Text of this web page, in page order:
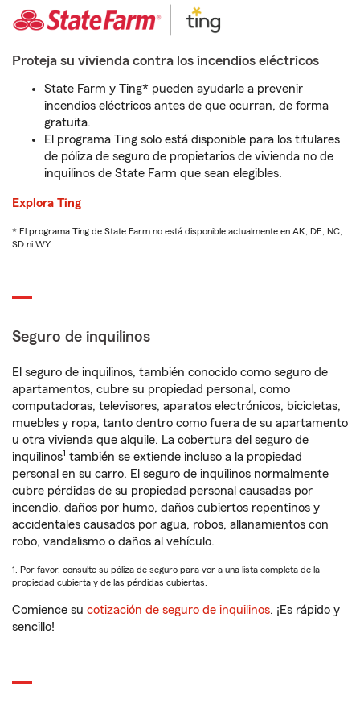
Proteja su vivienda contra los incendios eléctricos
State Farm y Ting* pueden ayudarle a prevenir
incendios eléctricos antes de que ocurran, de forma
gratuita.
El programa Ting solo está disponible para los titulares
de póliza de seguro de propietarios de vivienda no de
inquilinos de State Farm que sean elegibles.
Explora Ting
* El programa Ting de State Farm no está disponible actualmente en AK, DE, NC,
SD ni WY
Seguro de inquilinos
El seguro de inquilinos, también conocido como seguro de
apartamentos, cubre su propiedad personal, como
computadoras, televisores, aparatos electrónicos, bicicletas,
muebles y ropa, tanto dentro como fuera de su apartamento
u otra vivienda que alquile. La cobertura del seguro de
inquilinos1 también se extiende incluso a la propiedad
personal en su carro. El seguro de inquilinos normalmente
cubre pérdidas de su propiedad personal causadas por
incendio, daños por humo, daños cubiertos repentinos y
accidentales causados por agua, robos, allanamientos con
robo, vandalismo o daños al vehículo.
1. Por favor, consulte su póliza de seguro para ver a una lista completa de la
propiedad cubierta y de las pérdidas cubiertas.
Comience su cotización de seguro de inquilinos. ¡Es rápido y
sencillo!